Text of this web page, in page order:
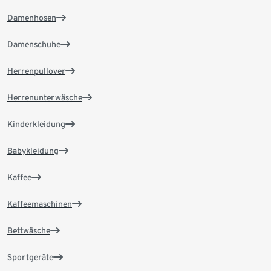
Damenhosen
Damenschuhe
Herrenpullover
Herrenunterwäsche
Kinderkleidung
Babykleidung
Kaffee
Kaffeemaschinen
Bettwäsche
Sportgeräte